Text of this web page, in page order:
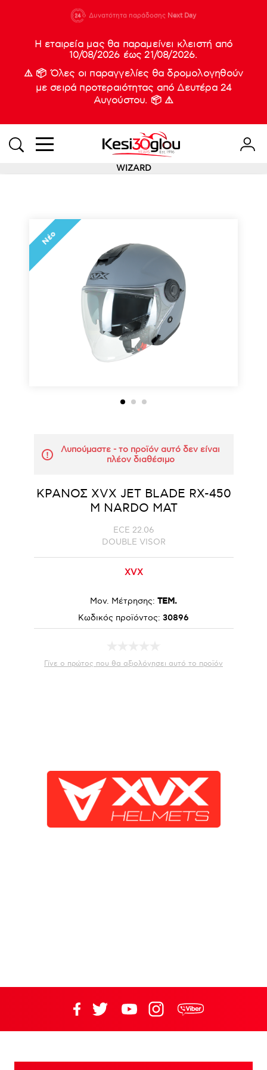
210 88 21
933
Δυνατότητα παράδοσης Next Day
Νέες
Η εταιρεία μας θα παραμείνει κλειστή από
10/08/2026 έως 21/08/2026.
⚠️ 📦 Όλες οι παραγγελίες θα δρομολογηθούν
με σειρά προτεραιότητας από Δευτέρα 24
Αυγούστου. 📦 ⚠️
WIZARD
Νέο
Λυπούμαστε - το προϊόν αυτό δεν είναι
πλέον διαθέσιμο
ΚΡΑΝΟΣ ΧVΧ JET BLADE RX-450
M NARDO ΜΑΤ
ECE 22.06
DOUBLE VISOR
XVX
Μον. Μέτρησης: ΤΕΜ.
Κωδικός προϊόντος: 30896
Γίνε ο πρώτος που θα αξιολόγησει αυτό το προϊόν